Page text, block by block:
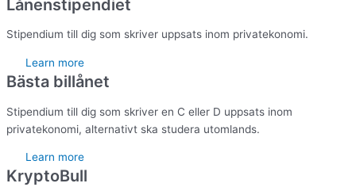
Lånenstipendiet
Stipendium till dig som skriver uppsats inom privatekonomi.
Learn more
Bästa billånet
Stipendium till dig som skriver en C eller D uppsats inom
privatekonomi, alternativt ska studera utomlands.
Learn more
KryptoBull